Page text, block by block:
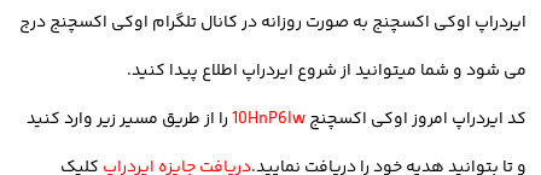
5. رابط کاربری آسان
ایردراپ اوکی اکسچنج به صورت روزانه درکانال تلگرام اوکی اکسچنجدرج
می شود و شما میتوانید از شروع ایردراپ اطلاع پیدا کنید.
کد ایردراپ امروز اوکی اکسچنج10HnP6lwرا از طریق مسیر زیر وارد کنید
و تا بتوانید هدیه خود را دریافت نمایید.دریافت جایزه ایردراپ کلیک